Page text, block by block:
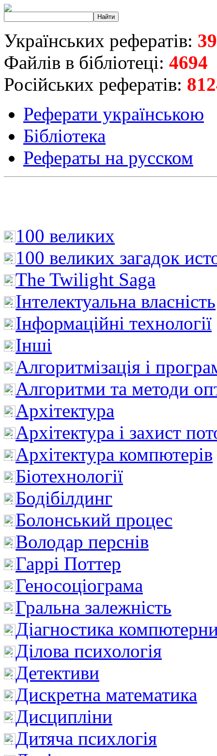
Українських рефератів:
Файлів в бібліотеці: 4694
Російських рефератів:
Реферати українською
Бібліотека
Рефераты на русском
100 великих
100 великих загадок
The Twilight Saga
Інтелектуальна влaсність
Інформаційні технології
Інші
Алгоритмізація і
Алгоритми та методи
Архітектура
Архітектура і захист
Архітектура компютерів
Біотехнології
Бодібілдинг
Болонський процес
Володар перснів
Гаррі Поттер
Геносоціограма
Гральна залежність
Діагностика
Ділова психологія
Детективи
Дискретна математика
Дисципліни
Дитяча психлогія